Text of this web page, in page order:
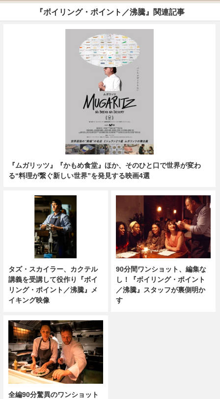
『ボイリング・ポイント／沸騰』関連記事
『ムガリッツ』『かもめ食堂』ほか、そのひと口で世界が変わ
る“料理が繋ぐ新しい世界”を発見する映画4選
タズ・スカイラー、カクテル
講義を受講して役作り『ボイ
リング・ポイント／沸騰』メ
イキング映像
90分間ワンショット、編集な
し！『ボイリング・ポイント
／沸騰』スタッフが裏側明か
す
全編90分驚異のワンショット